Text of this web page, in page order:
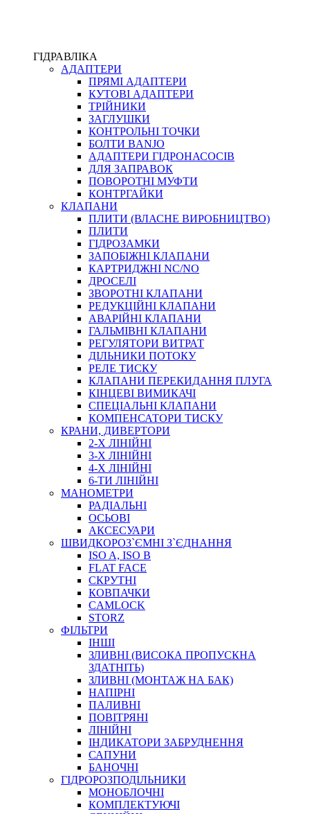
ФІТИНГИ ДІАГНОСТИЧНІ
АКСЕСУАРИ
ТРУБКИ ТА КОМПЛЕКТУЮЧІ
ФІТИНГИ ГІДРАВЛІЧНІ
ФІТИНГИ КОНДИЦІОНЕРНІ
ЗАХИСТ РУКАВІВ
ФІТИНГИ KARCHER
ФІТИНГИ НА ПІДЙОМ КАБІНИ
КОНЕКТОРИ
ХОМУТИ
ЧЕРВ`ЯЧНІ
ПРУЖИННІ
НЕЙЛОНОВІ
ПРОРЕЗИНЕНІ
АВТОТОВАРИ
АВТОХІМІЯ
ДОМКРАТИ
НАБОРИ ЗАПОБІЖНИКІВ, КЛЕМ, АКСЕСУАРІВ
НАСОСИ, КОМПРЕСОРИ, МАНОМЕТРИ
ПАСТА, АНТИСЕПТИК
ІНСТРУМЕНТ
САДОВИЙ ІНВЕНТАР
ЕЛЕКТРИЧНІ ПРИЛАДИ
ПАЛЬНИКИ, ПАЯЛЬНИКИ, ПАЯЛЬНІ ЛАМПИ
ІНСТРУМЕНТИ ДЛЯ ЕЛЕКТРИКА
ЕЛЕКТРОІНСТРУМЕНТИ
ЗАМКИ І КОМПЛЕКТУЮЧІ
ІНСТРУМЕНТИ ДЛЯ ЗВАРЮВАННЯ, АКСЕСУАРИ
ГІДРАВЛІКА
АДАПТЕРИ
ПРЯМІ АДАПТЕРИ
КУТОВІ АДАПТЕРИ
ТРІЙНИКИ
ЗАГЛУШКИ
КОНТРОЛЬНІ ТОЧКИ
БОЛТИ BANJO
АДАПТЕРИ ГІДРОНАСОСІВ
ДЛЯ ЗАПРАВОК
ПОВОРОТНІ МУФТИ
КОНТРГАЙКИ
КЛАПАНИ
ПЛИТИ (ВЛАСНЕ ВИРОБНИЦТВО)
ПЛИТИ
ГІДРОЗАМКИ
ЗАПОБІЖНІ КЛАПАНИ
КАРТРИДЖНІ NC/NO
ДРОСЕЛІ
ЗВОРОТНІ КЛАПАНИ
РЕДУКЦІЙНІ КЛАПАНИ
АВАРІЙНІ КЛАПАНИ
ГАЛЬМІВНІ КЛАПАНИ
РЕГУЛЯТОРИ ВИТРАТ
ДІЛЬНИКИ ПОТОКУ
РЕЛЕ ТИСКУ
КЛАПАНИ ПЕРЕКИДАННЯ ПЛУГА
КІНЦЕВІ ВИМИКАЧІ
СПЕЦІАЛЬНІ КЛАПАНИ
КОМПЕНСАТОРИ ТИСКУ
КРАНИ, ДИВЕРТОРИ
2-Х ЛІНІЙНІ
3-Х ЛІНІЙНІ
4-Х ЛІНІЙНІ
6-ТИ ЛІНІЙНІ
МАНОМЕТРИ
РАДІАЛЬНІ
ОСЬОВІ
АКСЕСУАРИ
ШВИДКОРОЗ`ЄМНІ З`ЄДНАННЯ
ISO A, ISO B
FLAT FACE
СКРУТНІ
КОВПАЧКИ
CAMLOCK
STORZ
ФІЛЬТРИ
ІНШІ
ЗЛИВНІ (ВИСОКА ПРОПУСКНА
ЗДАТНІТЬ)
ЗЛИВНІ (МОНТАЖ НА БАК)
НАПІРНІ
ПАЛИВНІ
ПОВІТРЯНІ
ЛІНІЙНІ
ІНДИКАТОРИ ЗАБРУДНЕННЯ
САПУНИ
БАНОЧНІ
ГІДРОРОЗПОДІЛЬНИКИ
МОНОБЛОЧНІ
КОМПЛЕКТУЮЧІ